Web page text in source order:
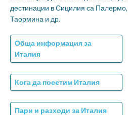
дестинации в Сицилия са Палермо,
Таормина и др.
Обща информация за
Италия
Кога да посетим Италия
Пари и разходи за Италия